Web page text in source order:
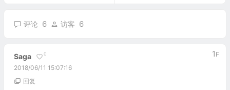
评论 6 访客 6
Saga 0
2018/06/11 15:07:16
1 F
回复